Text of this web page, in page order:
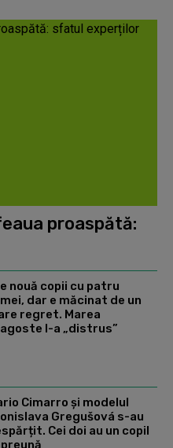
proaspătă:
nouă copii cu patru
dar e măcinat de un
regret. Marea
l-a „distrus”
Cimarro și modelul
Gregušová s-au
Cei doi au un copil